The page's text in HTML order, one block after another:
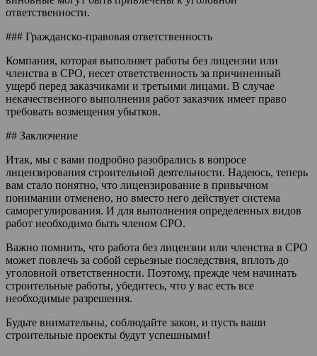
ответственности.
### Гражданско-правовая ответственность
Компания, которая выполняет работы без лицензии или
членства в СРО, несет ответственность за причиненный
ущерб перед заказчиками и третьими лицами. В случае
некачественного выполнения работ заказчик имеет право
требовать возмещения убытков.
## Заключение
Итак, мы с вами подробно разобрались в вопросе
лицензирования строительной деятельности. Надеюсь, теперь
вам стало понятно, что лицензирование в привычном
понимании отменено, но вместо него действует система
саморегулирования. И для выполнения определенных видов
работ необходимо быть членом СРО.
Важно помнить, что работа без лицензии или членства в СРО
может повлечь за собой серьезные последствия, вплоть до
уголовной ответственности. Поэтому, прежде чем начинать
строительные работы, убедитесь, что у вас есть все
необходимые разрешения.
Будьте внимательны, соблюдайте закон, и пусть ваши
строительные проекты будут успешными!